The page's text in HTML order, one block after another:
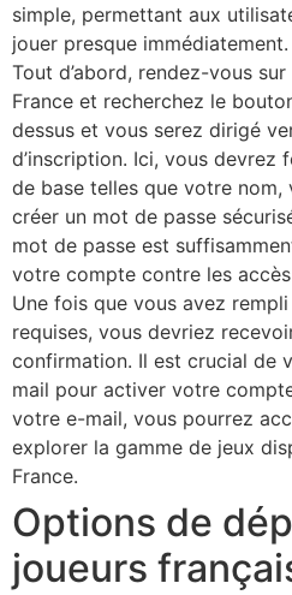
simple, permettant aux
jouer presque immédiatement.
Tout d’abord, rendez-vous
France et recherchez le
dessus et vous serez dirigé
d’inscription. Ici, vous devrez
de base telles que votre nom,
créer un mot de passe
mot de passe est
votre compte contre les
Une fois que vous avez
requises, vous devriez
confirmation. Il est crucial de
mail pour activer votre
votre e-mail, vous pourrez
explorer la gamme de jeux
France.
Options de
joueurs